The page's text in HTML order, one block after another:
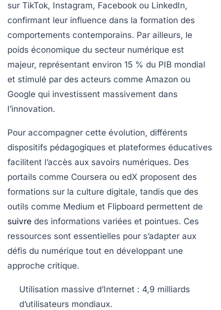
sur TikTok, Instagram, Facebook ou LinkedIn,
confirmant leur influence dans la formation des
comportements contemporains. Par ailleurs, le
poids économique du secteur numérique est
majeur, représentant environ 15 % du PIB mondial
et stimulé par des acteurs comme Amazon ou
Google qui investissent massivement dans
l’innovation.
Pour accompagner cette évolution, différents
dispositifs pédagogiques et plateformes éducatives
facilitent l’accès aux savoirs numériques. Des
portails comme Coursera ou edX proposent des
formations sur la culture digitale, tandis que des
outils comme Medium et Flipboard permettent de
suivre des informations variées et pointues. Ces
ressources sont essentielles pour s’adapter aux
défis du numérique tout en développant une
approche critique.
Utilisation massive d’Internet : 4,9 milliards
d’utilisateurs mondiaux.